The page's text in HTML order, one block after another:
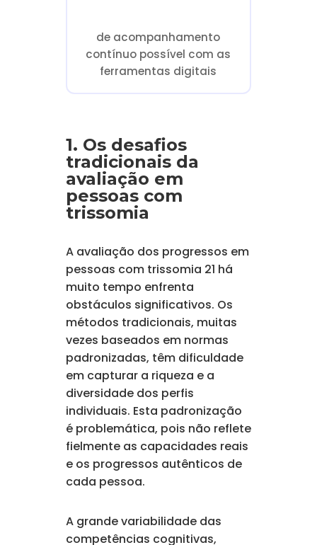
de acompanhamento
contínuo possível com as
ferramentas digitais
1. Os desafios
tradicionais da
avaliação em
pessoas com
trissomia
A avaliação dos progressos em
pessoas com trissomia 21 há
muito tempo enfrenta
obstáculos significativos. Os
métodos tradicionais, muitas
vezes baseados em normas
padronizadas, têm dificuldade
em capturar a riqueza e a
diversidade dos perfis
individuais. Esta padronização
é problemática, pois não reflete
fielmente as capacidades reais
e os progressos autênticos de
cada pessoa.
A grande variabilidade das
competências cognitivas,